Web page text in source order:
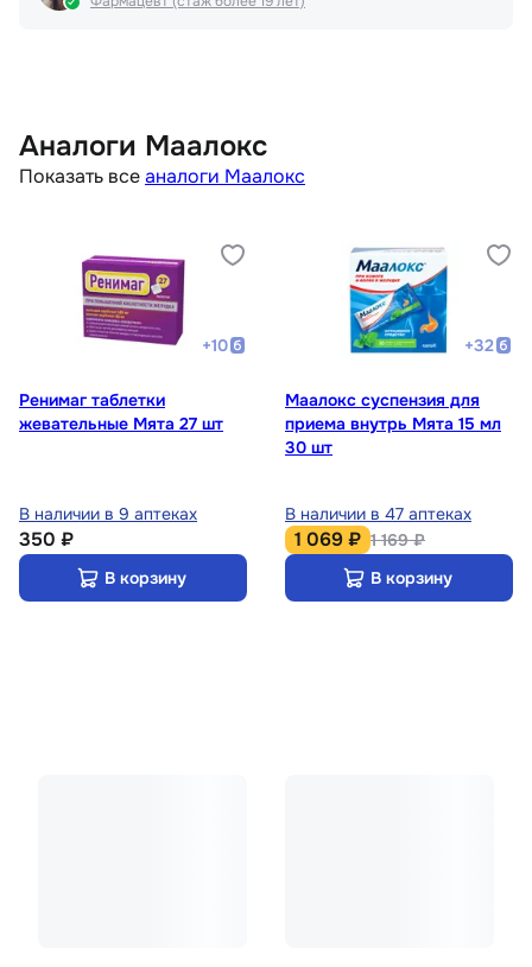
Аналоги Маалокс
Показать всеаналоги Маалокс
+10
Ренимаг таблетки
жевательные Мята 27 шт
В наличии в 9 аптеках
350 ₽
В корзину
+32
Маалокс суспензия для
приема внутрь Мята 15 мл
30 шт
В наличии в 47 аптеках
1 069 ₽ 1 169 ₽
В корзину